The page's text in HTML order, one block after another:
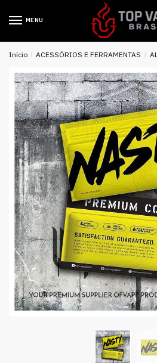
MENU
Início / ACESSÓRIOS E FERRAMENTAS /